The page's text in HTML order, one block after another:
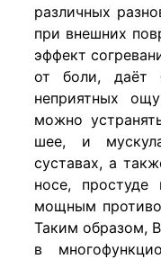
различных
при внешних
эффект
от боли, даёт
неприятных
можно
шее, и
суставах, а
носе, простуде
мощным
Таким образом,
в